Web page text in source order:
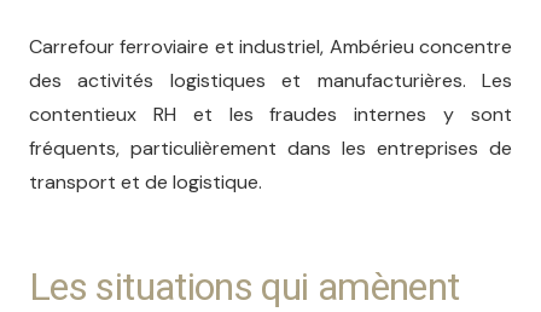
Carrefour ferroviaire et industriel, Ambérieu concentre
des activités logistiques et manufacturières. Les
contentieux RH et les fraudes internes y sont
fréquents, particulièrement dans les entreprises de
transport et de logistique.
Les situations qui amènent